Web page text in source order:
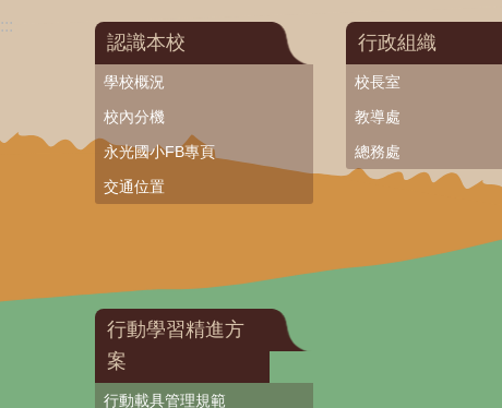
:::
認識本校
學校概況
校內分機
永光國小FB專頁
交通位置
行政組織
校長室
教導處
總務處
行動學習精進方
案
行動載具管理規範